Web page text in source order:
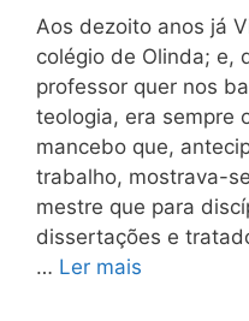
Aos dezoito anos já
colégio de Olinda; e,
professor quer nos
teologia, era sempre
mancebo que,
trabalho, mostrava-
mestre que para
dissertações e
… Ler mais